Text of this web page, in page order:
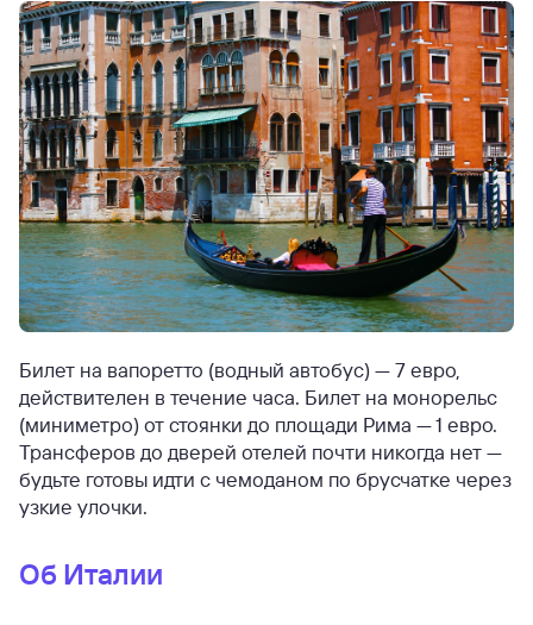
Билет на вапоретто (водный автобус) — 7 евро,
действителен в течение часа. Билет на монорельс
(миниметро) от стоянки до площади Рима — 1 евро.
Трансферов до дверей отелей почти никогда нет —
будьте готовы идти с чемоданом по брусчатке через
узкие улочки.
Об Италии